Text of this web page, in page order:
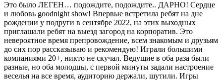
Это было ЛЕГЕН… подождите, подождите.. ДАРНО! Сердце
и любовь goodnight show! Впервые встретила ребят на дне
рождении у подруги в сентябре 2022, на этих выходных
приглашали ребят на выезд загород на корпоратив. Это
невероятное время препровождение, всем знакомым и друзьям
до сих пор рассказываю и рекомендую! Играли большими
компаниями 20+, никто не скучал. Ведущие в оба раза были
разные, но оба молодцы, с первой минуты задали настроение
веселья на все время, аудиторию держали, шутили. Игры